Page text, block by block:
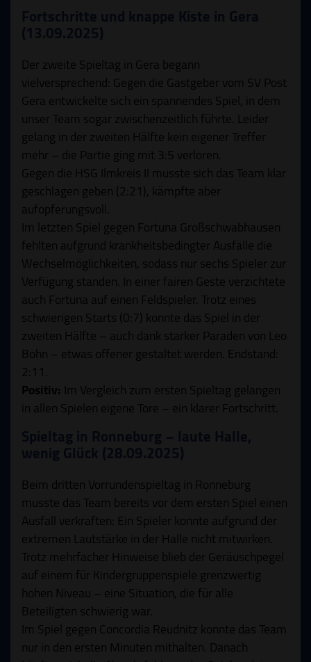
Der zweite Spieltag in Gera begann
vielversprechend: Gegen die Gastgeber vom SV Post
Gera entwickelte sich ein spannendes Spiel, in dem
unser Team sogar zwischenzeitlich führte. Leider
gelang in der zweiten Hälfte kein eigener Treffer
mehr – die Partie ging mit 3:5 verloren.
Gegen die HSG Ilmkreis II musste sich das Team klar
geschlagen geben (2:21), kämpfte aber
aufopferungsvoll.
Im letzten Spiel gegen Fortuna Großschwabhausen
fehlten aufgrund krankheitsbedingter Ausfälle die
Wechselmöglichkeiten, sodass nur sechs Spieler zur
Verfügung standen. In einer fairen Geste verzichtete
auch Fortuna auf einen Feldspieler. Trotz eines
schwierigen Starts (0:7) konnte das Spiel in der
zweiten Hälfte – auch dank starker Paraden von Leo
Bohn – etwas offener gestaltet werden. Endstand:
2:11.
Positiv: Im Vergleich zum ersten Spieltag gelangen
in allen Spielen eigene Tore – ein klarer Fortschritt.
Beim dritten Vorrundenspieltag in Ronneburg
musste das Team bereits vor dem ersten Spiel einen
Ausfall verkraften: Ein Spieler konnte aufgrund der
extremen Lautstärke in der Halle nicht mitwirken.
Trotz mehrfacher Hinweise blieb der Geräuschpegel
auf einem für Kindergruppenspiele grenzwertig
hohen Niveau – eine Situation, die für alle
Beteiligten schwierig war.
Im Spiel gegen Concordia Reudnitz konnte das Team
nur in den ersten Minuten mithalten. Danach